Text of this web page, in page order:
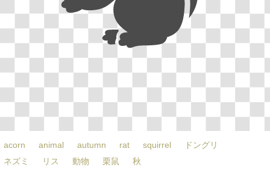
acorn animal autumn rat squirrel
ドングリ
ネズミ
リス 動物 栗鼠 秋